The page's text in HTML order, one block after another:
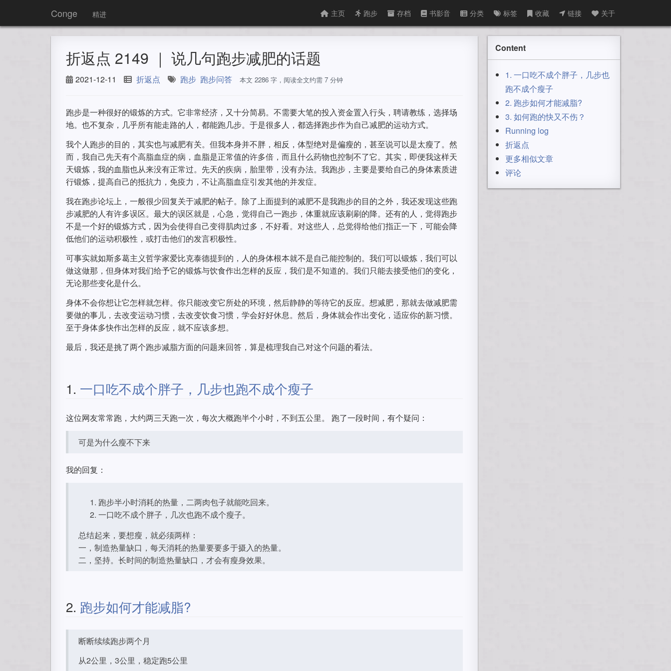
Conge 精进 主页 跑步 存档 书影音 分类 标签 收藏 链接 关于
折返点 2149 ｜ 说几句跑步减肥的话题
2021-12-11 折返点 跑步 跑步问答 本文 2286 字，阅读全文约需 7 分钟
跑步是一种很好的锻炼的方式。它非常经济，又十分简易。不需要大笔的投入资金置入行头，聘请教练，选择场
地。也不复杂，几乎所有能走路的人，都能跑几步。于是很多人，都选择跑步作为自己减肥的运动方式。
我个人跑步的目的，其实也与减肥有关。但我本身并不胖，相反，体型绝对是偏瘦的，甚至说可以是太瘦了。然
而，我自己先天有个高脂血症的病，血脂是正常值的许多倍，而且什么药物也控制不了它。其实，即便我这样天
天锻炼，我的血脂也从来没有正常过。先天的疾病，胎里带，没有办法。我跑步，主要是要给自己的身体素质进
行锻炼，提高自己的抵抗力，免疫力，不让高脂血症引发其他的并发症。
我在跑步论坛上，一般很少回复关于减肥的帖子。除了上面提到的减肥不是我跑步的目的之外，我还发现这些跑
步减肥的人有许多误区。最大的误区就是，心急，觉得自己一跑步，体重就应该刷刷的降。还有的人，觉得跑步
不是一个好的锻炼方式，因为会使得自己变得肌肉过多，不好看。对这些人，总觉得给他们指正一下，可能会降
低他们的运动积极性，或打击他们的发言积极性。
可事实就如斯多葛主义哲学家爱比克泰德提到的，人的身体根本就不是自己能控制的。我们可以锻炼，我们可以
做这做那，但身体对我们给予它的锻炼与饮食作出怎样的反应，我们是不知道的。我们只能去接受他们的变化，
无论那些变化是什么。
身体不会你想让它怎样就怎样。你只能改变它所处的环境，然后静静的等待它的反应。想减肥，那就去做减肥需
要做的事儿，去改变运动习惯，去改变饮食习惯，学会好好休息。然后，身体就会作出变化，适应你的新习惯。
至于身体多快作出怎样的反应，就不应该多想。
最后，我还是挑了两个跑步减脂方面的问题来回答，算是梳理我自己对这个问题的看法。
1. 一口吃不成个胖子，几步也跑不成个瘦子
这位网友常常跑，大约两三天跑一次，每次大概跑半个小时，不到五公里。 跑了一段时间，有个疑问：
可是为什么瘦不下来
我的回复：
跑步半小时消耗的热量，二两肉包子就能吃回来。
一口吃不成个胖子，几次也跑不成个瘦子。
总结起来，要想瘦，就必须两样：
一，制造热量缺口，每天消耗的热量要要多于摄入的热量。
二，坚持。长时间的制造热量缺口，才会有瘦身效果。
2. 跑步如何才能减脂?
断断续续跑步两个月
从2公里，3公里，稳定跑5公里
Content
1. 一口吃不成个胖子，几步也
跑不成个瘦子
2. 跑步如何才能减脂?
3. 如何跑的快又不伤？
Running log
折返点
更多相似文章
评论